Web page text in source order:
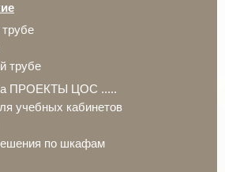
трубе
ПРОЕКТЫ ЦОС .....
учебных кабинетов
по шкафам